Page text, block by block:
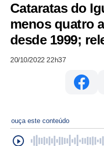
Cataratas do
menos quatro
desde 1999;
20/10/2022 22h37
ouça este conteúdo